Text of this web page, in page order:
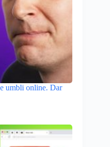
umbli online. Dar